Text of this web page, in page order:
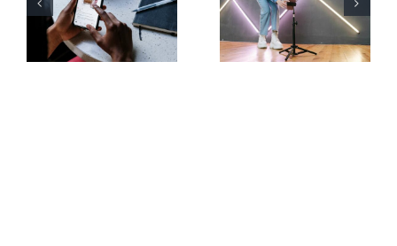
più account
Instagram in
uno solo?
Aumentare
la Visibilità
Organica su